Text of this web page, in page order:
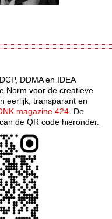
DDMA en IDEA
Norm voor de creatieve
eerlijk, transparant en
magazine 424. De
de QR code hieronder.